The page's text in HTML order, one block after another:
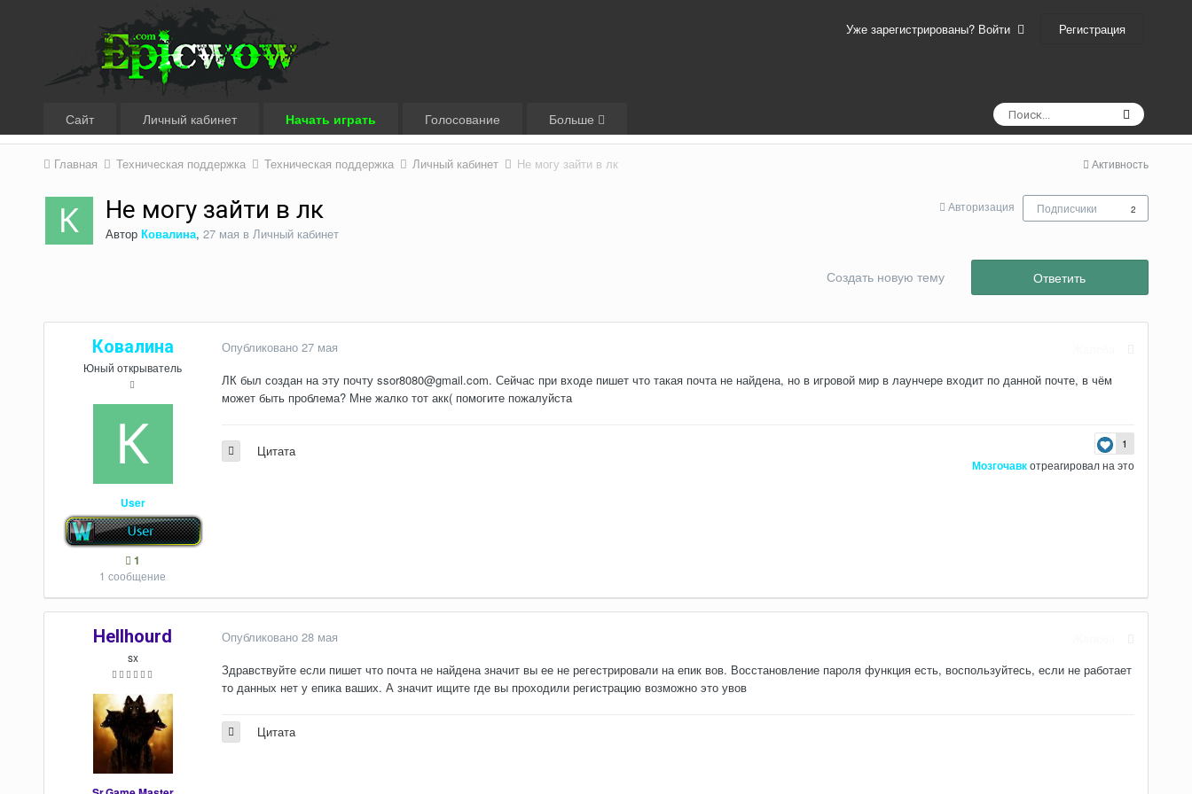
Уже зарегистрированы? Войти Регистрация
Сайт Личный кабинет Начать играть Голосование Больше
Активность
Главная Техническая поддержка Техническая поддержка Личный кабинет Не могу зайти в лк
Авторизация Подписчики 2
Не могу зайти в лк
Автор Ковалина, 27 мая в Личный кабинет
Ответить
Создать новую тему
Ковалина
Юный открыватель
User
1
1 сообщение
Опубликовано 27 мая
ЛК был создан на эту почту ssor8080@gmail.com. Сейчас при входе пишет что такая почта не найдена, но в игровой мир в лаунчере входит по данной почте, в чём
может быть проблема? Мне жалко тот акк( помогите пожалуйста
1
Мозгочавкотреагировал на это
Цитата
Hellhourd
sx
Опубликовано 28 мая
Здравствуйте если пишет что почта не найдена значит вы ее не регестрировали на епик вов. Восстановление пароля функция есть, воспользуйтесь, если не работает
то данных нет у епика ваших. А значит ищите где вы проходили регистрацию возможно это увов
Цитата